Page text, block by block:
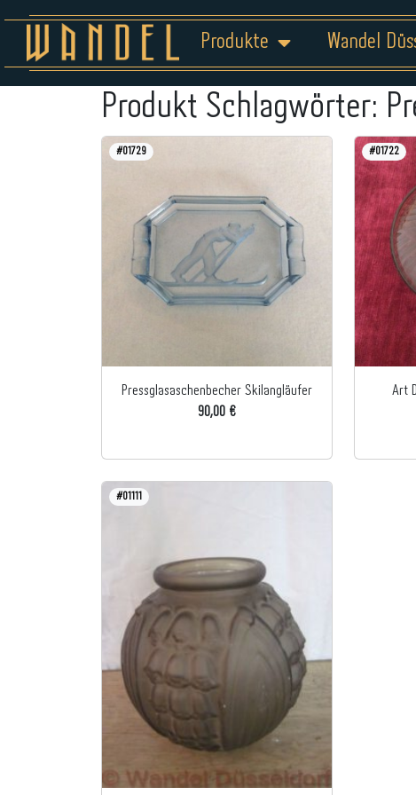
Produkte Wandel
Produkt Schlagwörter:
#01729
Pressglasaschenbecher Skilangläufer
90,00 €
#01722
Art
#01111